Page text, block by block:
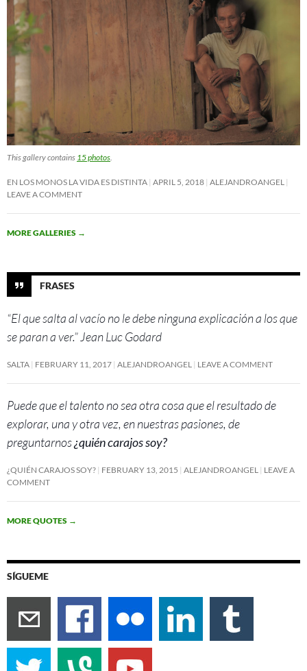
This gallery contains 15 photos.
EN LOS MONOS LA VIDA ES DISTINTA APRIL 5, 2018 ALEJANDROANGEL
LEAVE A COMMENT
MORE GALLERIES →
FRASES
“El que salta al vacío no le debe ninguna explicación a los que
se paran a ver.” Jean Luc Godard
SALTA FEBRUARY 11, 2017 ALEJANDROANGEL LEAVE A COMMENT
Puede que el talento no sea otra cosa que el resultado de
explorar, una y otra vez, en nuestras pasiones, de
preguntarnos¿quién carajos soy?
¿QUIÉN CARAJOS SOY? FEBRUARY 13, 2015 ALEJANDROANGEL LEAVE A
COMMENT
MORE QUOTES →
SÍGUEME